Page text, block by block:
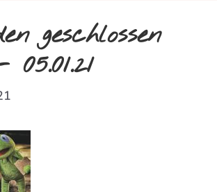
geschlossen
05.01.21